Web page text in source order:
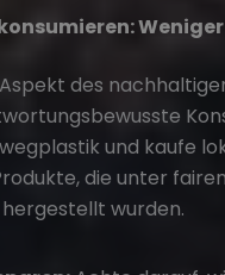
des
und kaufe
die unter fairen
wurden.